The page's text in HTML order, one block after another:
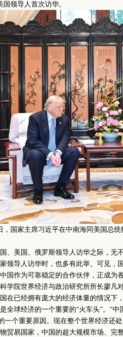
国领导人首次访华。
，国家主席习近平在中南海同美国总统
美国、俄罗斯领导人访华之际，无
领导人访华时，也多有此举。可见，
国作为可靠稳定的合作伙伴，正成为
院世界经济与政治研究所所长廖凡对
在已经拥有庞大的经济体量的情况下
全球经济的一个重要的“火车头”。“
一个重要原因。现在整个世界经济还
贸易国家，中国的超大规模市场、完